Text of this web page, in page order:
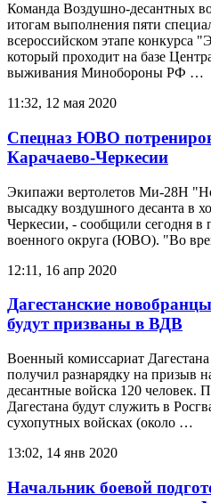
Команда Воздушно-десантных
итогам выполнения пяти
всероссийском этапе конкурса
который проходит на базе
выживания Минобороны РФ …
11:32, 12 мая 2020
Спецназ ЮВО
Карачаево-Черкесии
Экипажи вертолетов Ми-28Н
высадку воздушного десанта в
Черкесии, - сообщили сегодня
военного округа (ЮВО). "Во
12:11, 16 апр 2020
Дагестанские
будут призваны в ВДВ
Военный комиссариат Дагестана
получил разнарядку на призыв
десантные войска 120
Дагестана будут служить в
сухопутных войсках (около …
13:02, 14 янв 2020
Начальник боевой